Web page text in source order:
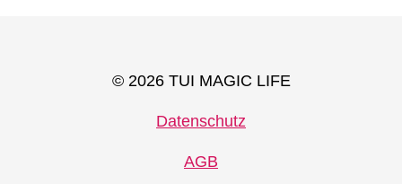
© 2026 TUI MAGIC LIFE
Datenschutz
AGB